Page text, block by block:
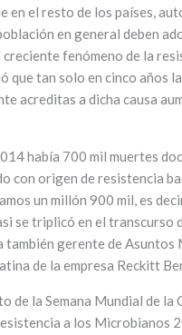
en el resto de los países,
en general deben
fenómeno de la
que tan solo en cinco años
acreditas a dicha causa
había 700 mil muertes
con origen de resistencia
un millón 900 mil, es
se triplicó en el transcurso
también gerente de Asuntos
de la empresa Reckitt
de la Semana Mundial de la
a los Microbianos